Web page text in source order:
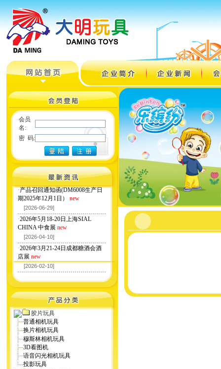
会员
名:
密 码:
·产品召回通知函(DM6008生产日
期2025年12月1日）
new
[2026-06-29]
·2026年5月18-20日上海SIAL
CHINA 中食展 new
[2026-04-10]
·2026年3月21-24日成都糖酒会酒
店展 new
[2026-02-10]
胶片玩具
普通相机玩具
换片相机玩具
穆斯林相机玩具
3D看图机
语音闪光相机玩具
投影玩具